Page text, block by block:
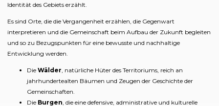
Identität des Gebiets erzählt.
Es sind Orte, die die Vergangenheit erzählen, die Gegenwart
interpretieren und die Gemeinschaft beim Aufbau der Zukunft begleiten
und so zu Bezugspunkten für eine bewusste und nachhaltige
Entwicklung werden.
Die Wälder , natürliche Hüter des Territoriums, reich an
jahrhundertealten Bäumen und Zeugen der Geschichte der
Gemeinschaften.
Die Burgen , die eine defensive, administrative und kulturelle